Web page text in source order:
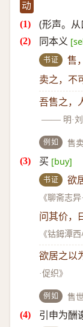
动
(形声。
同本义
书证 售
卖之，不
吾售之，
—— 明·
例如 售
买 [buy]
书证 欲
《聊斋志异
问其价，
《钴鉧潭西
欲居之以
·促织》
例如 售
引申为酬